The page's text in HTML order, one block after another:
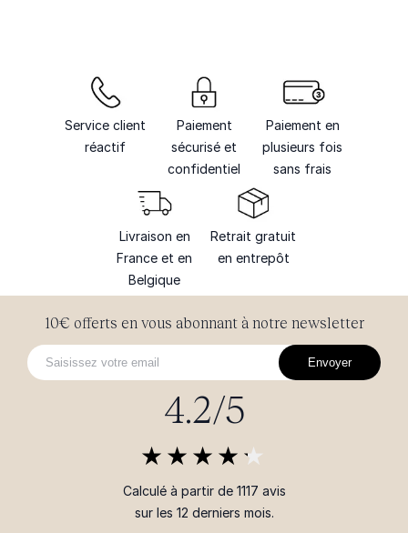
Service client
réactif
Paiement
sécurisé et
confidentiel
Paiement en
plusieurs fois
sans frais
Livraison en
France et en
Belgique
Retrait gratuit
en entrepôt
10€ offerts en vous abonnant à notre newsletter
Envoyer
4.2/5
Calculé à partir de 1117 avis
sur les 12 derniers mois.